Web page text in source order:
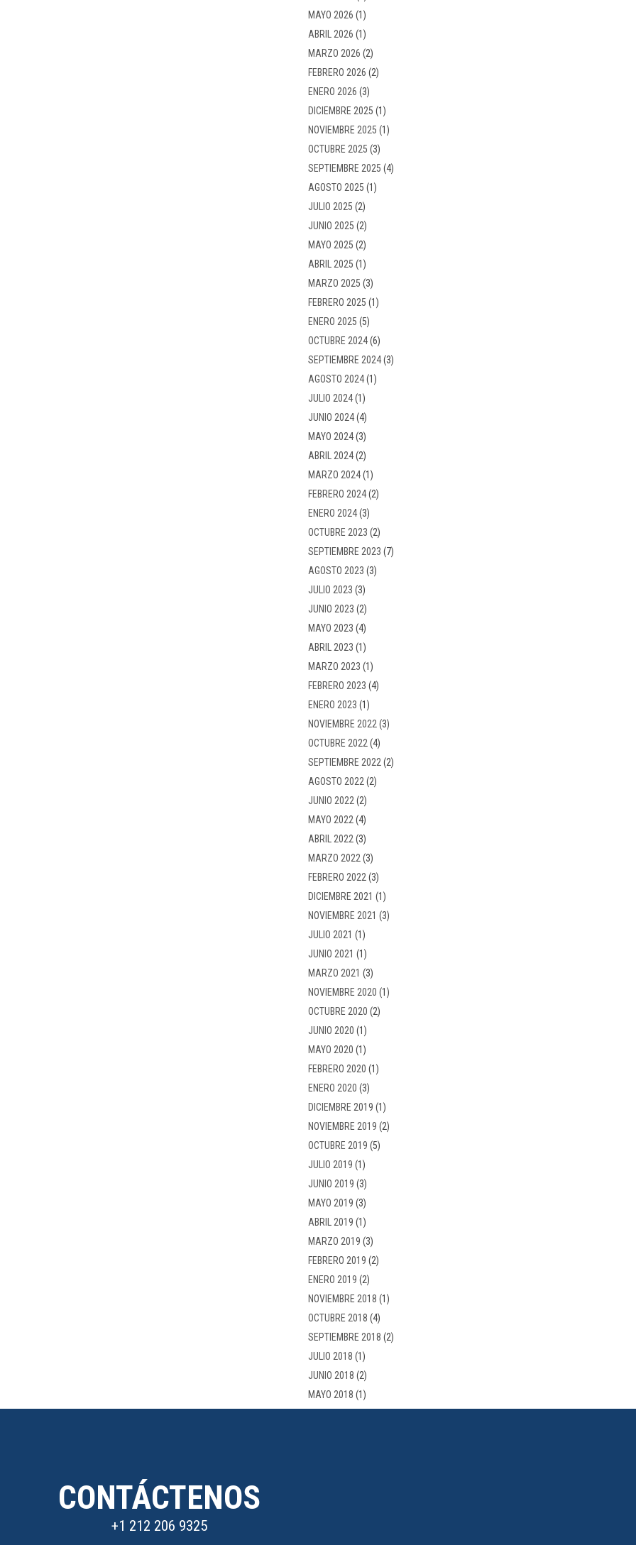
MAYO 2026 (1)
ABRIL 2026 (1)
MARZO 2026 (2)
FEBRERO 2026 (2)
ENERO 2026 (3)
DICIEMBRE 2025 (1)
NOVIEMBRE 2025 (1)
OCTUBRE 2025 (3)
SEPTIEMBRE 2025 (4)
AGOSTO 2025 (1)
JULIO 2025 (2)
JUNIO 2025 (2)
MAYO 2025 (2)
ABRIL 2025 (1)
MARZO 2025 (3)
FEBRERO 2025 (1)
ENERO 2025 (5)
OCTUBRE 2024(6)
SEPTIEMBRE 2024(3)
AGOSTO 2024(1)
JULIO 2024(1)
JUNIO 2024(4)
MAYO 2024(3)
ABRIL 2024(2)
MARZO 2024(1)
FEBRERO 2024(2)
ENERO 2024(3)
OCTUBRE 2023 (2)
SEPTIEMBRE 2023 (7)
AGOSTO 2023 (3)
JULIO 2023 (3)
JUNIO 2023 (2)
MAYO 2023 (4)
ABRIL 2023 (1)
MARZO 2023 (1)
FEBRERO 2023 (4)
ENERO 2023 (1)
NOVIEMBRE 2022 (3)
OCTUBRE 2022 (4)
SEPTIEMBRE 2022 (2)
AGOSTO 2022 (2)
JUNIO 2022 (2)
MAYO 2022 (4)
ABRIL 2022 (3)
MARZO 2022 (3)
FEBRERO 2022 (3)
DICIEMBRE 2021 (1)
NOVIEMBRE 2021 (3)
JULIO 2021 (1)
JUNIO 2021 (1)
MARZO 2021 (3)
NOVIEMBRE 2020 (1)
OCTUBRE 2020 (2)
JUNIO 2020 (1)
MAYO 2020 (1)
FEBRERO 2020 (1)
ENERO 2020 (3)
DICIEMBRE 2019 (1)
NOVIEMBRE 2019 (2)
OCTUBRE 2019 (5)
JULIO 2019 (1)
JUNIO 2019 (3)
MAYO 2019 (3)
ABRIL 2019 (1)
MARZO 2019 (3)
FEBRERO 2019 (2)
ENERO 2019 (2)
NOVIEMBRE 2018 (1)
OCTUBRE 2018 (4)
SEPTIEMBRE 2018 (2)
JULIO 2018 (1)
JUNIO 2018 (2)
MAYO 2018 (1)
CONTÁCTENOS
+1 212 206 9325